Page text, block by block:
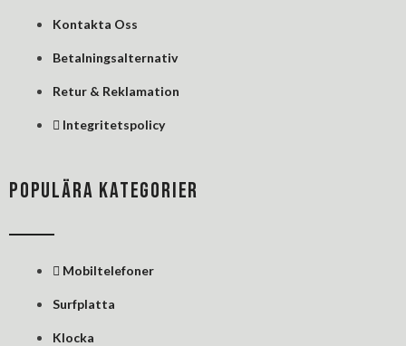
n
Kontakta Oss
Betalningsalternativ
Retur & Reklamation
Integritetspolicy
POPULÄRA KATEGORIER
Mobiltelefoner
Surfplatta
Klocka